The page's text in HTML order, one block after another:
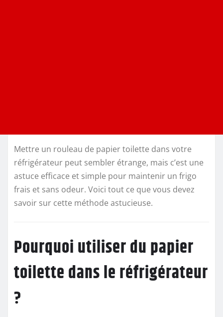
Mettre un rouleau de papier toilette dans votre
réfrigérateur peut sembler étrange, mais c’est une
astuce efficace et simple pour maintenir un frigo
frais et sans odeur. Voici tout ce que vous devez
savoir sur cette méthode astucieuse.
Pourquoi utiliser du papier
toilette dans le réfrigérateur
?